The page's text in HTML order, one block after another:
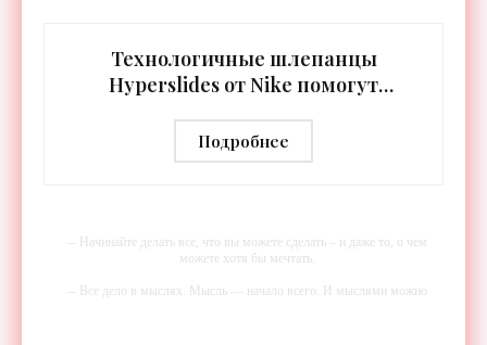
Технологичные шлепанцы
Hyperslides от Nike помогут
тренировки - «Гаджеты»
Подробнее
-- Начинайте делать все, что вы можете сделать – и даже то, о чем
можете хотя бы мечтать.
-- Все дело в мыслях. Мысль — начало всего. И мыслями можно